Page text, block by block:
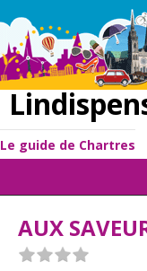
Le guide de Chartres
AUX